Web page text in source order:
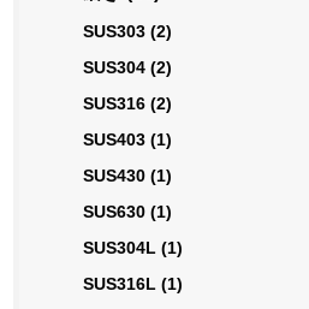
SUS303 (2)
SUS304 (2)
SUS316 (2)
SUS403 (1)
SUS430 (1)
SUS630 (1)
SUS304L (1)
SUS316L (1)